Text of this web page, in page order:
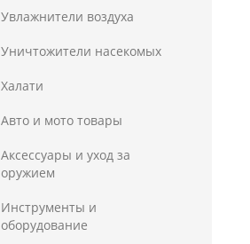
Увлажнители воздуха
Уничтожители насекомых
Халати
Авто и мото товары
Аксессуары и уход за
оружием
Инструменты и
оборудование